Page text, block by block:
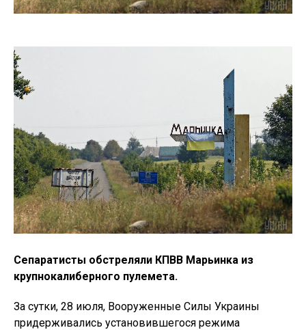
Сепаратисты обстреляли КПВВ Марьинка из
крупнокалиберного пулемета.
За сутки, 28 июля, Вооруженные Силы Украины
придерживались установившегося режима